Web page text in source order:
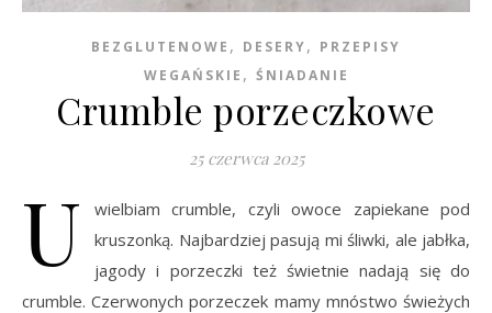
BEZGLUTENOWE , DESERY, PRZEPISY
WEGAŃSKIE , ŚNIADANIE
Crumble porzeczkowe
25 czerwca 2025
U
wielbiam crumble, czyli owoce zapiekane pod
kruszonką. Najbardziej pasują mi śliwki, ale jabłka,
jagody i porzeczki też świetnie nadają się do
crumble. Czerwonych porzeczek mamy mnóstwo świeżych